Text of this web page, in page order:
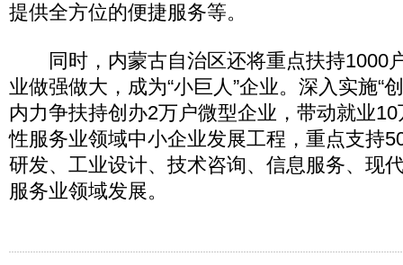
提供全方位的便捷服务等。
同时，内蒙古自治区还将重点扶持1000
业做强做大，成为“小巨人”企业。深入实施“
内力争扶持创办2万户微型企业，带动就业
性服务业领域中小企业发展工程，重点支持
研发、工业设计、技术咨询、信息服务、现
服务业领域发展。